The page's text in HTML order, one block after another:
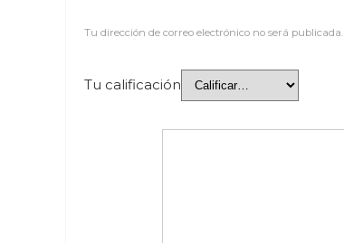
Tu dirección de correo electrónico no será publicada.
Tu calificación